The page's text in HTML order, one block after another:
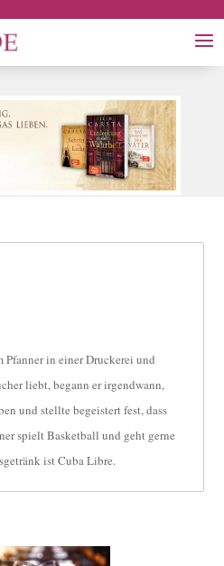
Pfanner in einer Druckerei und
liebt, begann er irgendwann,
und stellte begeistert fest, dass
spielt Basketball und geht gerne
ist Cuba Libre.